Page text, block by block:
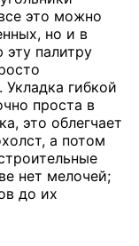
это можно
но и в
эту палитру
гибкой
проста в
это облегчает
а потом
нет мелочей;
до их